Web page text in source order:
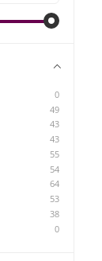
0
49
43
43
55
54
64
53
38
0